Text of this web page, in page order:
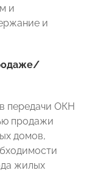
и
и
передачи ОКН
продажи
домов,
жилых